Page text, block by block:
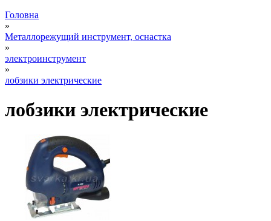
Головна
»
Металлорежущий инструмент, оснастка
»
электроинструмент
»
лобзики электрические
лобзики электрические